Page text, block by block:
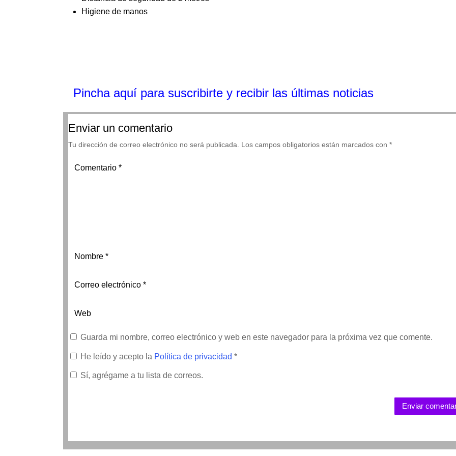
Higiene de manos
Pincha aquí para suscribirte y recibir las últimas noticias
Enviar un comentario
Tu dirección de correo electrónico no será publicada. Los campos obligatorios están marcados con*
Guarda mi nombre, correo electrónico y web en este navegador para la próxima vez que comente.
He leído y acepto la Política de privacidad*
Sí, agrégame a tu lista de correos.
Enviar